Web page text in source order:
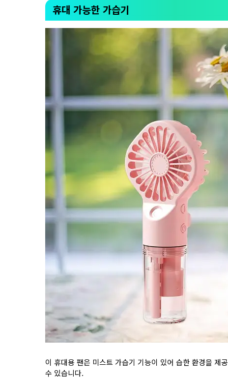
휴대 가능한 가습기
이 휴대용 팬은 미스트 가습기 기능이 있어 습한 환경을 제
수 있습니다.